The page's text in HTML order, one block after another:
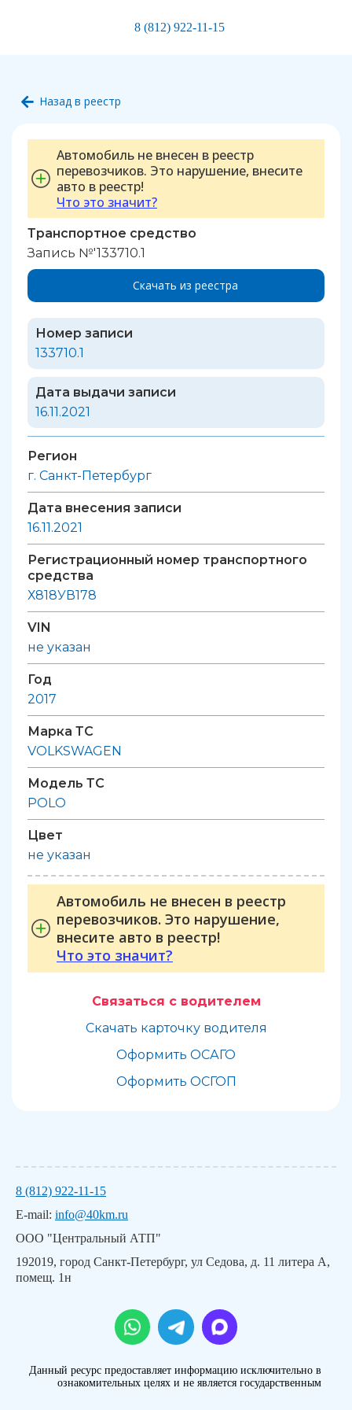
8 (812) 922-11-15
Назад в реестр
Автомобиль не внесен в реестр
перевозчиков. Это нарушение, внесите
авто в реестр!
Что это значит?
Транспортное средство
Запись №'133710.1
Скачать из реестра
Номер записи
133710.1
Дата выдачи записи
16.11.2021
Регион
г. Санкт-Петербург
Дата внесения записи
16.11.2021
Регистрационный номер транспортного
средства
Х818УВ178
VIN
не указан
Год
2017
Марка ТС
VOLKSWAGEN
Модель ТС
POLO
Цвет
не указан
Автомобиль не внесен в реестр
перевозчиков. Это нарушение,
внесите авто в реестр!
Что это значит?
Связаться с водителем
Скачать карточку водителя
Оформить ОСАГО
Оформить ОСГОП
8 (812) 922-11-15
E-mail: info@40km.ru
ООО "Центральный АТП"
192019, город Санкт-Петербург, ул Седова, д. 11 литера А,
помещ. 1н
Данный ресурс предоставляет информацию исключительно в
ознакомительных целях и не является государственным